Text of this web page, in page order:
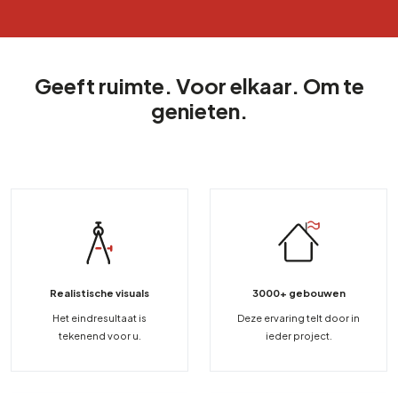
Geeft ruimte. Voor elkaar. Om te
genieten.
Realistische visuals
Het eindresultaat is
tekenend voor u.
3000+ gebouwen
Deze ervaring telt door in
ieder project.